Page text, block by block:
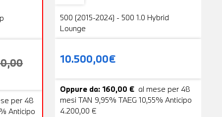
per 48
Anticipo
500 (2015-2024) - 500 1.0 Hybrid
Lounge
10.500,00€
Oppure da: 160,00 € al mese per 48
mesi TAN 9,95% TAEG 10,55% Anticipo
4.200,00 €